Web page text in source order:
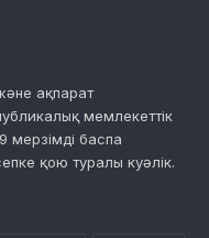
ақпарат
мемлекеттік
мерзімді баспа
қою туралы куәлік.